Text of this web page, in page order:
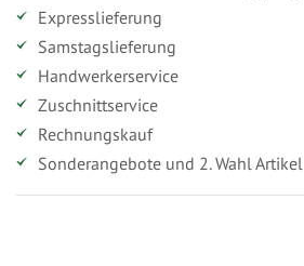
Expresslieferung
Samstagslieferung
Handwerkerservice
Zuschnittservice
Rechnungskauf
Sonderangebote und 2. Wahl Artikel